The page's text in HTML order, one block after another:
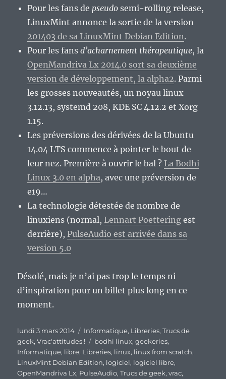
Pour les fans depseudo semi-rolling release,
LinuxMint annonce la sortie de la version
201403 de sa LinuxMint Debian Edition.
Pour les fansd’acharnement thérapeutique, la
OpenMandriva Lx 2014.0 sort sa deuxième
version de développement, la alpha2. Parmi
les grosses nouveautés, un noyau linux
3.12.13, systemd 208, KDE SC 4.12.2 et Xorg
1.15.
Les préversions des dérivées de la Ubuntu
14.04 LTS commence à pointer le bout de
leur nez. Première à ouvrir le bal ? La Bodhi
Linux 3.0 en alpha, avec une préversion de
e19…
La technologie détestée de nombre de
linuxiens (normal, Lennart Poettering est
derrière), PulseAudio est arrivée dans sa
version 5.0
Désolé, mais je n’ai pas trop le temps ni
d’inspiration pour un billet plus long en ce
moment.
Publié
le
lundi 3 mars 2014 Catégories
Informatique, Libreries,Trucs de
geek,Vrac'attitudes ! Étiquettes
bodhi linux,geekeries,
Informatique, libre, Libreries, linux, linux from scratch,
LinuxMint Debian Edition, logiciel, logiciel libre,
OpenMandriva Lx, PulseAudio,Trucs de geek,vrac,